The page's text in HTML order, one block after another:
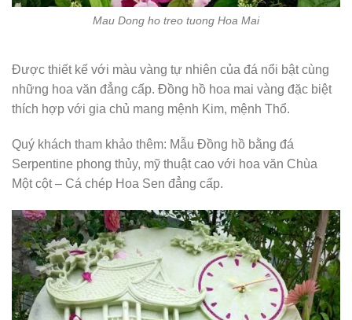
Mau Dong ho treo tuong Hoa Mai
Được thiết kế với màu vàng tự nhiên của đá nổi bật cùng
những hoa văn đẳng cấp. Đồng hồ hoa mai vàng đặc biệt
thích hợp với gia chủ mang mệnh Kim, mệnh Thổ.
Quý khách tham khảo thêm: Mẫu Đồng hồ bằng đá
Serpentine phong thủy, mỹ thuật cao với hoa văn Chùa
Một cột – Cá chép Hoa Sen đẳng cấp.